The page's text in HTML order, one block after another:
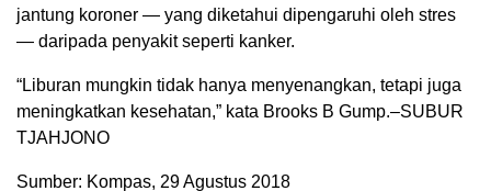
jantung koroner — yang diketahui dipengaruhi oleh stres
— daripada penyakit seperti kanker.
“Liburan mungkin tidak hanya menyenangkan, tetapi juga
meningkatkan kesehatan,” kata Brooks B Gump.–SUBUR
TJAHJONO
Sumber: Kompas, 29 Agustus 2018